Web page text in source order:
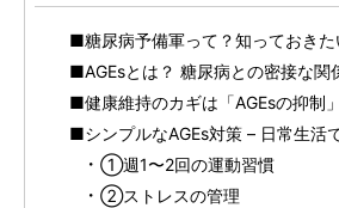
■糖尿病予備軍って？知っておき
■AGEsとは？ 糖尿病との密接な関
■健康維持のカギは「AGEsの抑制」
■シンプルなAGEs対策 – 日常生活
①週1〜2回の運動習慣
②ストレスの管理